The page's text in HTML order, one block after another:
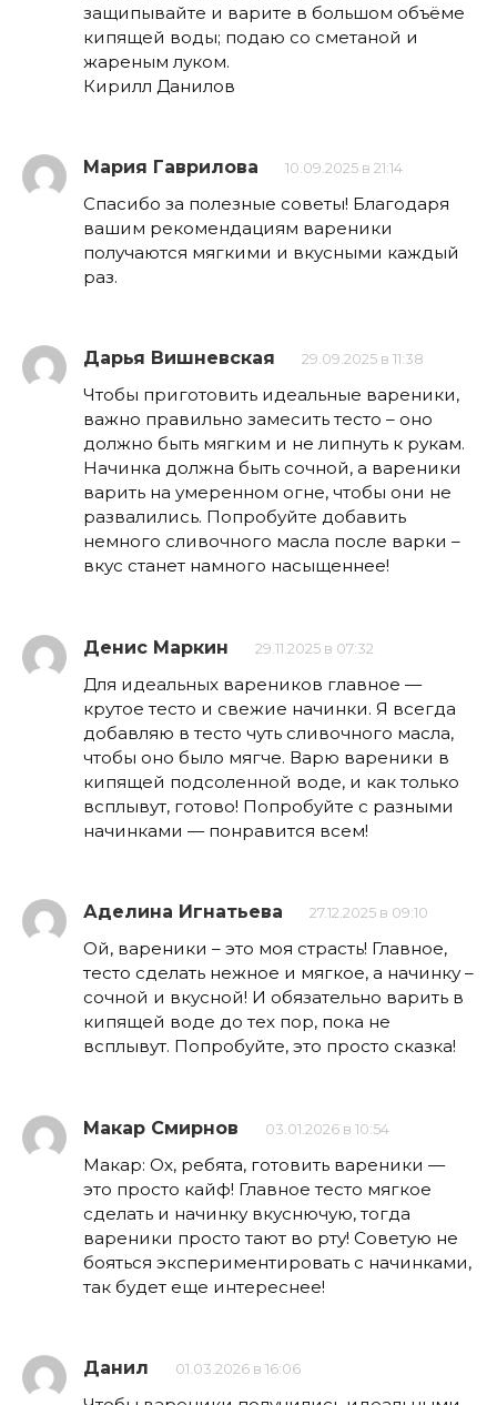
защипывайте и варите в большом объёме
кипящей воды; подаю со сметаной и
жареным луком.
Кирилл Данилов
Мария Гаврилова 10.09.2025 в 21:14
Спасибо за полезные советы! Благодаря
вашим рекомендациям вареники
получаются мягкими и вкусными каждый
раз.
Дарья Вишневская 29.09.2025 в 11:38
Чтобы приготовить идеальные вареники,
важно правильно замесить тесто – оно
должно быть мягким и не липнуть к рукам.
Начинка должна быть сочной, а вареники
варить на умеренном огне, чтобы они не
развалились. Попробуйте добавить
немного сливочного масла после варки –
вкус станет намного насыщеннее!
Денис Маркин 29.11.2025 в 07:32
Для идеальных вареников главное —
крутое тесто и свежие начинки. Я всегда
добавляю в тесто чуть сливочного масла,
чтобы оно было мягче. Варю вареники в
кипящей подсоленной воде, и как только
всплывут, готово! Попробуйте с разными
начинками — понравится всем!
Аделина Игнатьева 27.12.2025 в 09:10
Ой, вареники – это моя страсть! Главное,
тесто сделать нежное и мягкое, а начинку –
сочной и вкусной! И обязательно варить в
кипящей воде до тех пор, пока не
всплывут. Попробуйте, это просто сказка!
Макар Смирнов 03.01.2026 в 10:54
Макар: Ох, ребята, готовить вареники —
это просто кайф! Главное тесто мягкое
сделать и начинку вкуснючую, тогда
вареники просто тают во рту! Советую не
бояться экспериментировать с начинками,
так будет еще интереснее!
Данил 01.03.2026 в 16:06